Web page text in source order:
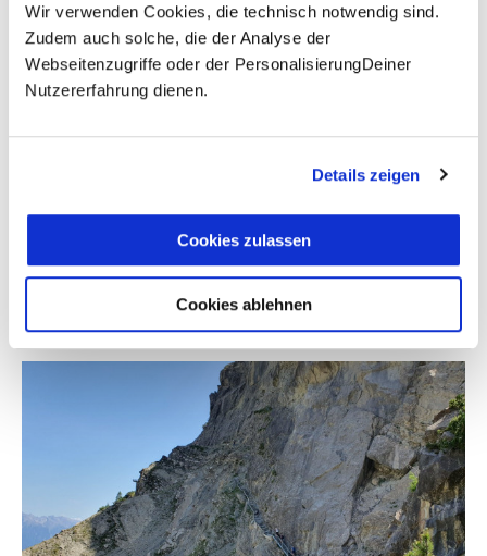
Wir verwenden Cookies, die technisch notwendig sind.
Zudem auch solche, die der Analyse der
Webseitenzugriffe oder der PersonalisierungDeiner
Nutzererfahrung dienen.
Details zeigen
Cookies zulassen
Cookies ablehnen